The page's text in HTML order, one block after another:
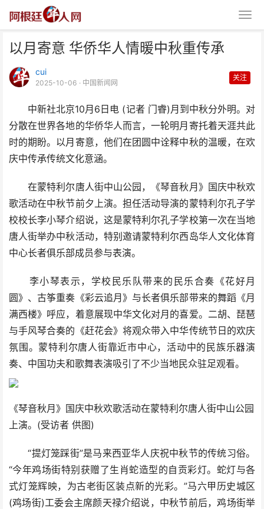
以月寄意 华侨华人情暖中秋重传承
cui
2025-10-06 · 中国新闻网
关注
中新社北京10月6日电 (记者 门睿)月到中秋分外明。对
分散在世界各地的华侨华人而言，一轮明月寄托着天涯共此
时的期盼。以月寄意，他们在团圆中诠释中秋的温暖，在欢
庆中传承传统文化意涵。
在蒙特利尔唐人街中山公园，《琴音秋月》国庆中秋欢
歌活动在中秋节前夕上演。担任活动导演的蒙特利尔孔子学
校校长李小琴介绍说，这是蒙特利尔孔子学校第一次在当地
唐人街举办中秋活动，特别邀请蒙特利尔西岛华人文化体育
中心长者俱乐部成员参与表演。
李小琴表示，学校民乐队带来的民乐合奏《花好月
圆》、古筝重奏《彩云追月》与长者俱乐部带来的舞蹈《月
满西楼》呼应，着意展现中华文化对月的喜爱。二胡、琵琶
与手风琴合奏的《赶花会》将观众带入中华传统节日的欢庆
氛围。蒙特利尔唐人街靠近市中心，活动中的民族乐器演
奏、中国功夫和歌舞表演吸引了不少当地民众驻足观看。
《琴音秋月》国庆中秋欢歌活动在蒙特利尔唐人街中山公园
上演。(受访者 供图)
“提灯笼踩街”是马来西亚华人庆祝中秋节的传统习俗。
“今年鸡场街特别获赠了生肖蛇造型的自贡彩灯。蛇灯与各
式灯笼辉映，为古老街区装点新的光彩。”马六甲历史城区
(鸡场街)工委会主席颜天禄介绍说，中秋节前后，鸡场街举
以月寄意 华侨华人情暖中秋重传
承